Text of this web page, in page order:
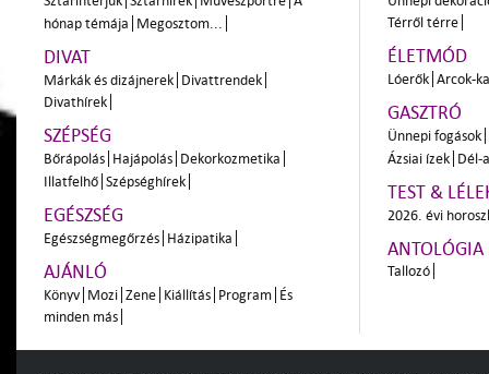
hónap témája Megosztom...
DIVAT
Márkák és dizájnerek Divattrendek
Divathírek
SZÉPSÉG
Bőrápolás Hajápolás Dekorkozmetika
Illatfelhő Szépséghírek
EGÉSZSÉG
Egészségmegőrzés Házipatika
AJÁNLÓ
Könyv Mozi Zene Kiállítás Program És
minden más
Térről térre
ÉLETMÓD
Lóerők Arcok-
GASZTRÓ
Ünnepi fogások
Ázsiai ízek Dél-
TEST &
2026. évi
ANTOLÓGIA
Tallozó